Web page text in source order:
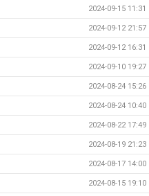
2024-09-15 11:31
2024-09-12 21:57
2024-09-12 16:31
2024-09-10 19:27
2024-08-24 15:26
2024-08-24 10:40
2024-08-22 17:49
2024-08-19 21:23
2024-08-17 14:00
2024-08-15 19:10